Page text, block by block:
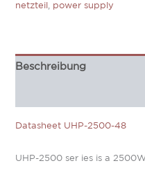
netzteil
power supply
Beschreibung
Datasheet UHP-2500-48
UHP-2500 ser ies is a